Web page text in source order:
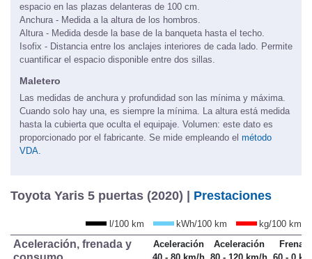
espacio en las plazas delanteras de 100 cm.
Anchura - Medida a la altura de los hombros.
Altura - Medida desde la base de la banqueta hasta el techo.
Isofix - Distancia entre los anclajes interiores de cada lado. Permite
cuantificar el espacio disponible entre dos sillas.
Maletero
Las medidas de anchura y profundidad son las mínima y máxima.
Cuando solo hay una, es siempre la mínima. La altura está medida
hasta la cubierta que oculta el equipaje. Volumen: este dato es
proporcionado por el fabricante. Se mide empleando el método
VDA.
Toyota Yaris 5 puertas (2020) | Prestaciones
l/100 km kWh/100 km kg/100 km
Aceleración, frenada y
Aceleración
Aceleración